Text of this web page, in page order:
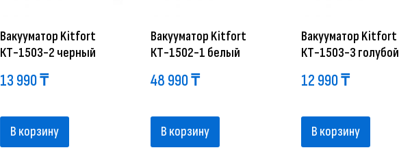
Вакууматор Kitfort
КТ-1503-2 черный
13 990₸
В корзину
Вакууматор Kitfort
КТ-1502-1 белый
48 990₸
В корзину
Вакууматор Kitfort
КТ-1503-3 голубой
12 990₸
В корзину